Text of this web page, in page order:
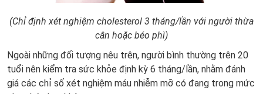
(Chỉ định xét nghiệm cholesterol 3 tháng/lần với người thừa
cân hoặc béo phì)
Ngoài những đối tượng nêu trên, người bình thường trên 20
tuổi nên kiểm tra sức khỏe định kỳ 6 tháng/lần, nhằm đánh
giá các chỉ số xét nghiệm máu nhiễm mỡ có đang trong mức